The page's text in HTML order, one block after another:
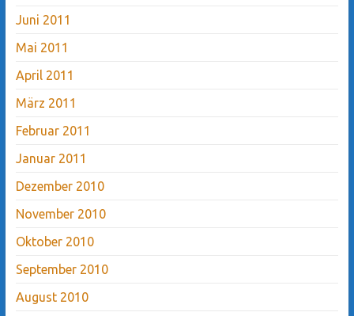
Juni 2011
Mai 2011
April 2011
März 2011
Februar 2011
Januar 2011
Dezember 2010
November 2010
Oktober 2010
September 2010
August 2010